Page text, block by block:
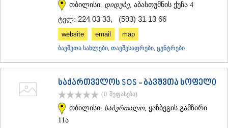
ᲓᲣᲨᲔᲗᲘ
ᲛᲪᲮᲔᲗᲐ
ᲡᲢᲔᲤᲐᲜᲬᲛᲘᲜᲓᲐ (ᲧᲐᲖᲑᲔᲒᲘ)
თბილისი. დიდუბე , აბასთუმნის ქუჩა 4
ტელ: 224 03 33, (593) 31 13 66
website email map
ბავშვთა სახლები, თავშესაფრები, ცენტრები
საქართველოს SOS - ბავშვთა სოფელი
(0 შეფასება)
თბილისი. საბურთალო, ყაზბეგის გამზირი
11ა